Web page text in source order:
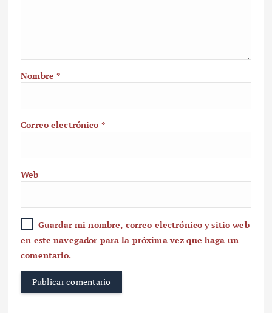
Nombre*
Correo electrónico *
Web
Guardar mi nombre, correo electrónico y sitio web
en este navegador para la próxima vez que haga un
comentario.